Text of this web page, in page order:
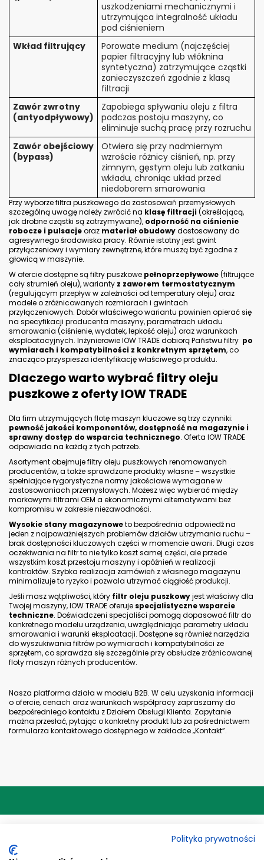
A - Średnica zewnętrzna = 66 mm
B - Średnica wewnętrzna uszczelki = 55
mm
J - Ciśnienie otwarcia zaworu
obejściowego = 1,0 BAR
C - Średnica zewnętrzna uszczelki = 65
mm
I - Zawór przeciwzwrotny = 1
H - Wysokość = 77 mm
G - Rozmiar gwintu = M20x1.5
się więcej
W 712/16 FILTR OLEJU MANN FILTER
J - Ciśnienie otwarcia zaworu
obejściowego = 1,2 BAR
C - Średnica zewnętrzna uszczelki = 71
mm
I - Zawór przeciwzwrotny = 1
A - Średnica zewnętrzna = 76 mm
G - Rozmiar gwintu = M20x1.5
H - Wysokość = 74 mm
B - Średnica wewnętrzna uszczelki = 62
W 712/32 FILTR OLEJU MANN FILTER
G - Rozmiar gwintu = M20x1.5
C - Średnica zewnętrzna uszczelki = 71
mm
I - Zawór przeciwzwrotny =
B - Średnica wewnętrzna uszczelki = 62
mm
Dowiedz się więcej
W 712/41 FILTR OLEJU MANN FILTER
A - Średnica zewnętrzna = 76 mm
I - Zawór przeciwzwrotny =
H - Wysokość = 79 mm
C - Średnica zewnętrzna uszczelki = 71
mm
G - Rozmiar gwintu = M18x1.5
B - Średnica wewnętrzna uszczelki = 62
mmDowiedz się więcej
W 712/47 FILTR OLEJU MANN FILTER
A - Średnica zewnętrzna = 76 mm
G - Rozmiar gwintu = M20x1.5
J - Ciśnienie otwarcia zaworu
obejściowego = 0,8 BAR
mm
C - Średnica zewnętrzna uszczelki = 71
mm
I - Zawór przeciwzwrotny = 1Dowiedz
się więcej
W 713/28 FILTR OLEJU MANN FILTER
mm
C - Średnica zewnętrzna uszczelki = 71
Polityka prywatności